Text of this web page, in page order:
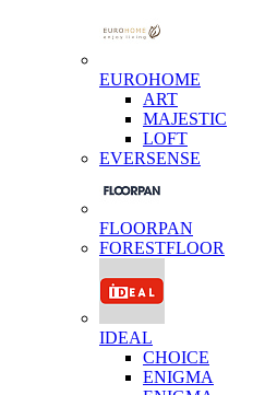
EUROHOME
ART
MAJESTIC
LOFT
EVERSENSE
FLOORPAN
FORESTFLOOR
IDEAL
CHOICE
ENIGMA